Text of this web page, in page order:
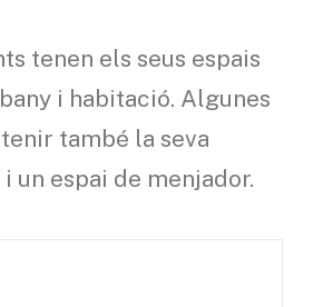
tenen els seus espais
i habitació. Algunes
també la seva
un espai de menjador.